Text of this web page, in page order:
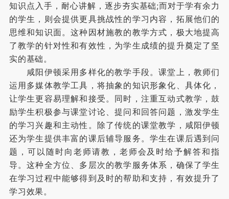
知识点入手，耐心讲解，逐步夯实基础;而对于学有余力
的学生，则会提供更具挑战性的学习内容，拓展他们的
思维和知识面。这种因材施教的教学方式，极大地提高
了教学的针对性和有效性，为学生成绩的提升奠定了坚
实的基础。
咸阳伊顿采用多样化的教学手段。课堂上，教师们
运用多媒体教学工具，将抽象的知识形象化、具体化，
让学生更容易理解和接受。同时，注重互动式教学，鼓
励学生积极参与课堂讨论、提问和回答问题，激发学生
的学习兴趣和主动性。除了传统的课堂教学，咸阳伊顿
还为学生提供丰富的课后辅导服务。学生在课后遇到问
题，可以随时向老师请教，老师会及时给予解答和指
导。这种全方位、多层次的教学服务体系，确保了学生
在学习过程中能够得到及时的帮助和支持，有效提升了
学习效果。